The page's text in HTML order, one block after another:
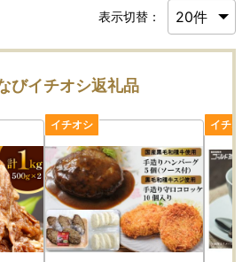
表示切替：
びイチオシ返礼品